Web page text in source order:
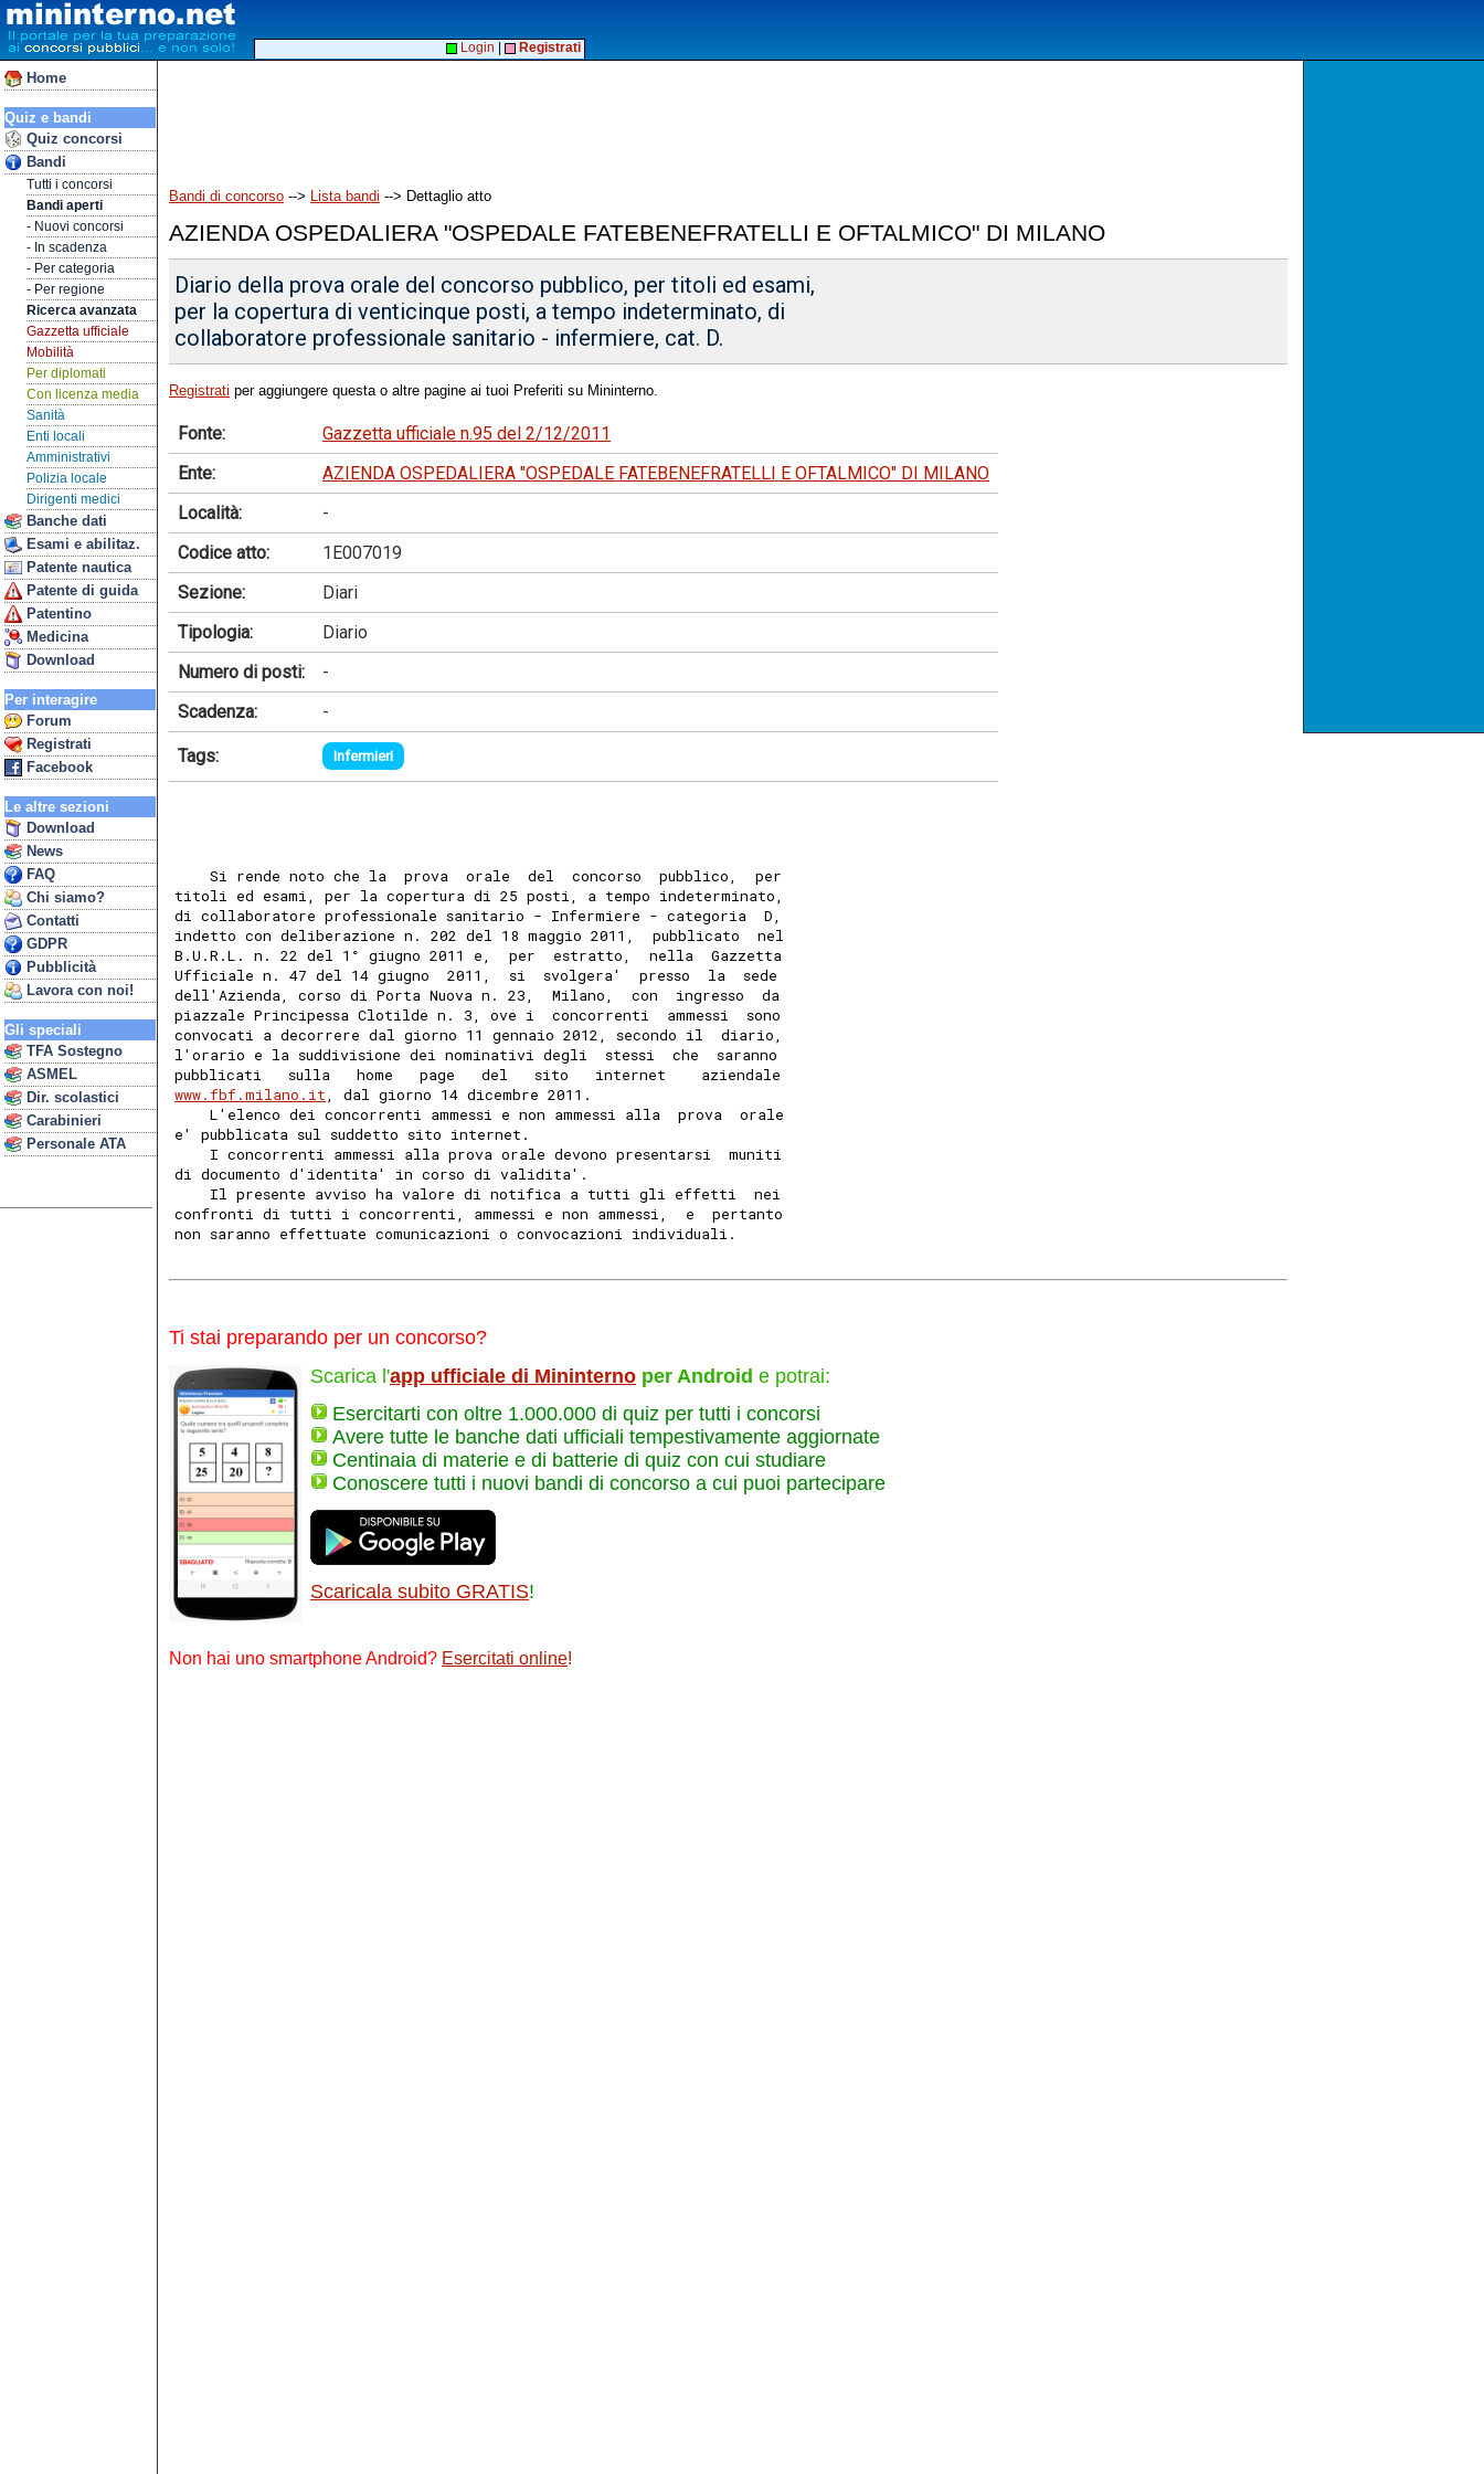
Home
Quiz e bandi
Quiz concorsi
Bandi
Tutti i concorsi
Bandi aperti
- Nuovi concorsi
- In scadenza
- Per categoria
- Per regione
Ricerca avanzata
Gazzetta ufficiale
Mobilità
Per diplomati
Con licenza media
Sanità
Enti locali
Amministrativi
Polizia locale
Dirigenti medici
Banche dati
Esami e abilitaz.
Patente nautica
Patente di guida
Patentino
Medicina
Download
Per interagire
Forum
Registrati
Facebook
Le altre sezioni
Download
News
FAQ
Chi siamo?
Contatti
GDPR
Pubblicità
Lavora con noi!
Gli speciali
TFA Sostegno
ASMEL
Dir. scolastici
Carabinieri
Personale ATA
Login Registrati
Bandi di concorso --> Lista bandi --> Dettaglio atto
AZIENDA OSPEDALIERA "OSPEDALE FATEBENEFRATELLI E OFTALMICO" DI MILANO
Diario della prova orale del concorso pubblico, per titoli ed esami,
per la copertura di venticinque posti, a tempo indeterminato, di
collaboratore professionale sanitario - infermiere, cat. D.
Registrati per aggiungere questa o altre pagine ai tuoi Preferiti su Mininterno.
Fonte:
Gazzetta ufficiale n.95 del 2/12/2011
Ente:
AZIENDA OSPEDALIERA "OSPEDALE FATEBENEFRATELLI E OFTALMICO" DI MILANO
Località:
-
Codice atto:
1E007019
Sezione:
Diari
Tipologia:
Diario
Numero di posti:
-
Scadenza:
-
Tags: Infermieri
    Si rende noto che la  prova  orale  del  concorso  pubblico,  per
titoli ed esami, per la copertura di 25 posti, a tempo indeterminato,
di collaboratore professionale sanitario - Infermiere - categoria  D,
indetto con deliberazione n. 202 del 18 maggio 2011,  pubblicato  nel
B.U.R.L. n. 22 del 1° giugno 2011 e,  per  estratto,  nella  Gazzetta
Ufficiale n. 47 del 14 giugno  2011,  si  svolgera'  presso  la  sede
dell'Azienda, corso di Porta Nuova n. 23,  Milano,  con  ingresso  da
piazzale Principessa Clotilde n. 3, ove i  concorrenti  ammessi  sono
convocati a decorrere dal giorno 11 gennaio 2012, secondo il  diario,
l'orario e la suddivisione dei nominativi degli  stessi  che  saranno
pubblicati   sulla   home   page   del   sito   internet    aziendale
www.fbf.milano.it, dal giorno 14 dicembre 2011.
    L'elenco dei concorrenti ammessi e non ammessi alla  prova  orale
e' pubblicata sul suddetto sito internet.
    I concorrenti ammessi alla prova orale devono presentarsi  muniti
di documento d'identita' in corso di validita'.
    Il presente avviso ha valore di notifica a tutti gli effetti  nei
confronti di tutti i concorrenti, ammessi e non ammessi,  e  pertanto
non saranno effettuate comunicazioni o convocazioni individuali.
Ti stai preparando per un concorso?
Scarica l'app ufficiale di Mininterno per Android e potrai:
Esercitarti con oltre 1.000.000 di quiz per tutti i concorsi
Avere tutte le banche dati ufficiali tempestivamente aggiornate
Centinaia di materie e di batterie di quiz con cui studiare
Conoscere tutti i nuovi bandi di concorso a cui puoi partecipare
Scaricala subito GRATIS!
Non hai uno smartphone Android? Esercitati online!